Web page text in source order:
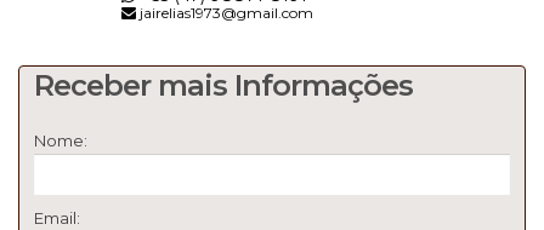
jairelias1973@gmail.com
Receber mais Informações
Nome:
Email: